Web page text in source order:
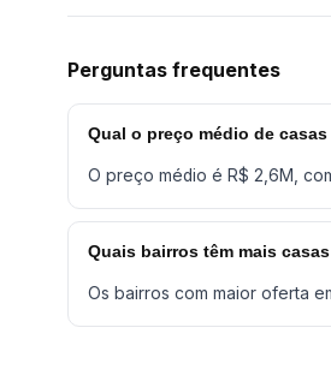
Perguntas frequentes
Qual o preço médio de
O preço médio é R$ 2,6M,
Quais bairros têm mais
Os bairros com maior oferta